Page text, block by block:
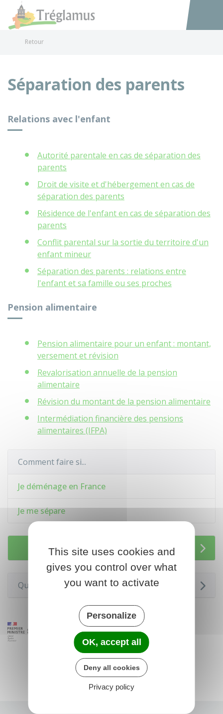
Accéder
Retour
Séparation des parents
Relations avec l'enfant
Autorité parentale en cas de séparation des
parents
Droit de visite et d'hébergement en cas de
séparation des parents
Résidence de l'enfant en cas de séparation des
parents
Conflit parental sur la sortie du territoire d'un
enfant mineur
Séparation des parents : relations entre
l'enfant et sa famille ou ses proches
Pension alimentaire
Pension alimentaire pour un enfant : montant,
versement et révision
Revalorisation annuelle de la pension
alimentaire
Révision du montant de la pension alimentaire
Intermédiation financière des pensions
alimentaires (IFPA)
Comment faire si...
Je déménage en France
Je me sépare
Services en ligne et formulaires
Questions ? Réponses !
This site uses cookies and
gives you control over what
you want to activate
Personalize
OK, accept all
Deny all cookies
Privacy policy